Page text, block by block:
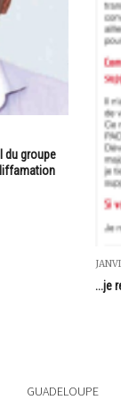
du groupe
...je
GUADELOUPE